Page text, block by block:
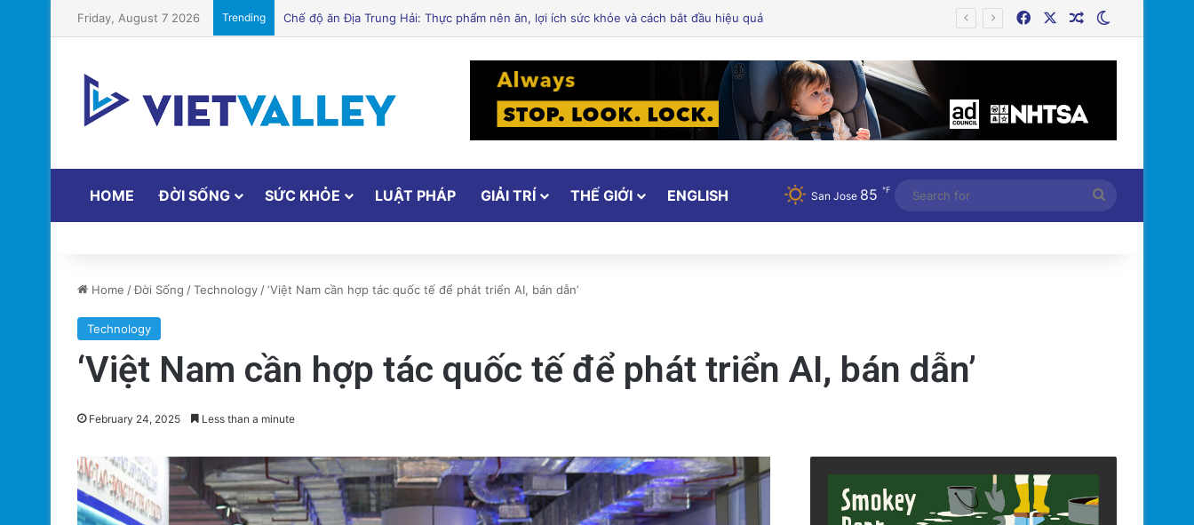
Friday, August 7 2026 Trending Cảnh Báo: Công An Xử Phạt Người Chia Sẻ Livestream Của Bà Nguyễn Phương Hằng! FacebookRandom Article
HOME ĐỜI SỐNG SỨC KHỎE LUẬT PHÁP GIẢI TRÍ THẾ GIỚI ENGLISH San Jose 85 ℉
for
Home /Đời Sống /Technology/‘Việt Nam cần hợp tác quốc tế để phát triển AI, bán dẫn’
Technology
‘Việt Nam cần hợp tác quốc tế để phát triển AI, bán dẫn’
February 24, 2025 Less than a minute